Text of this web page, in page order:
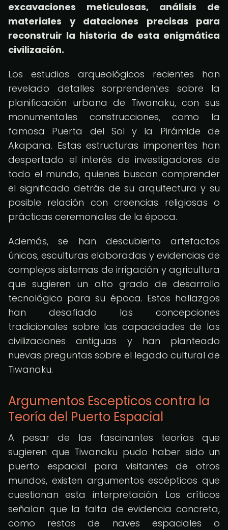
excavaciones meticulosas, análisis de
materiales y dataciones precisas para
reconstruir la historia de esta enigmática
civilización.
Los estudios arqueológicos recientes han
revelado detalles sorprendentes sobre la
planificación urbana de Tiwanaku, con sus
monumentales construcciones, como la
famosa Puerta del Sol y la Pirámide de
Akapana. Estas estructuras imponentes han
despertado el interés de investigadores de
todo el mundo, quienes buscan comprender
el significado detrás de su arquitectura y su
posible relación con creencias religiosas o
prácticas ceremoniales de la época.
Además, se han descubierto artefactos
únicos, esculturas elaboradas y evidencias de
complejos sistemas de irrigación y agricultura
que sugieren un alto grado de desarrollo
tecnológico para su época. Estos hallazgos
han desafiado las concepciones
tradicionales sobre las capacidades de las
civilizaciones antiguas y han planteado
nuevas preguntas sobre el legado cultural de
Tiwanaku.
Argumentos Escepticos contra la
Teoría del Puerto Espacial
A pesar de las fascinantes teorías que
sugieren que Tiwanaku pudo haber sido un
puerto espacial para visitantes de otros
mundos, existen argumentos escépticos que
cuestionan esta interpretación. Los críticos
señalan que la falta de evidencia concreta,
como restos de naves espaciales o